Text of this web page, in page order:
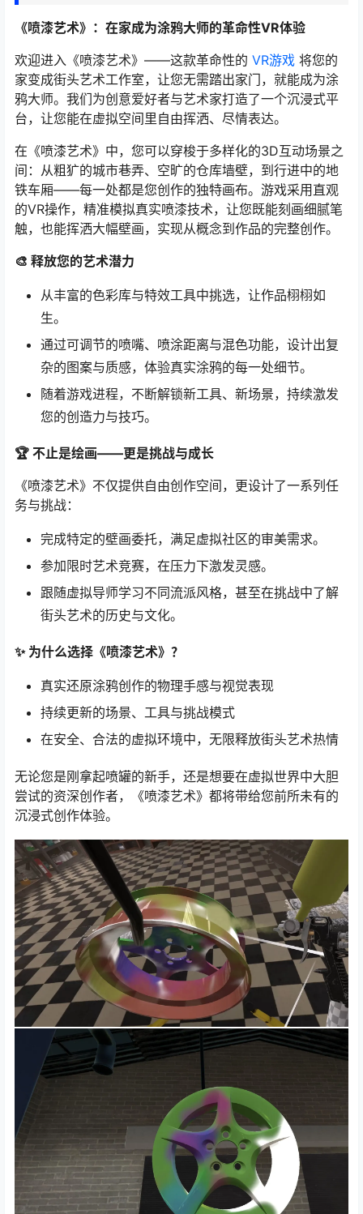
《喷漆艺术》：在家成为涂鸦大师的革命性VR体验
欢迎进入《喷漆艺术》——这款革命性的 VR游戏 将您的
家变成街头艺术工作室，让您无需踏出家门，就能成为涂
鸦大师。我们为创意爱好者与艺术家打造了一个沉浸式平
台，让您能在虚拟空间里自由挥洒、尽情表达。
在《喷漆艺术》中，您可以穿梭于多样化的3D互动场景之
间：从粗犷的城市巷弄、空旷的仓库墙壁，到行进中的地
铁车厢——每一处都是您创作的独特画布。游戏采用直观
的VR操作，精准模拟真实喷漆技术，让您既能刻画细腻笔
触，也能挥洒大幅壁画，实现从概念到作品的完整创作。
🎨 释放您的艺术潜力
从丰富的色彩库与特效工具中挑选，让作品栩栩如
生。
通过可调节的喷嘴、喷涂距离与混色功能，设计出复
杂的图案与质感，体验真实涂鸦的每一处细节。
随着游戏进程，不断解锁新工具、新场景，持续激发
您的创造力与技巧。
🏆 不止是绘画——更是挑战与成长
《喷漆艺术》不仅提供自由创作空间，更设计了一系列任
务与挑战：
完成特定的壁画委托，满足虚拟社区的审美需求。
参加限时艺术竞赛，在压力下激发灵感。
跟随虚拟导师学习不同流派风格，甚至在挑战中了解
街头艺术的历史与文化。
✨ 为什么选择《喷漆艺术》？
真实还原涂鸦创作的物理手感与视觉表现
持续更新的场景、工具与挑战模式
在安全、合法的虚拟环境中，无限释放街头艺术热情
无论您是刚拿起喷罐的新手，还是想要在虚拟世界中大胆
尝试的资深创作者，《喷漆艺术》都将带给您前所未有的
沉浸式创作体验。